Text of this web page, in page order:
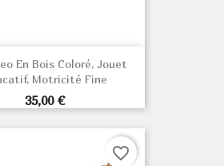
En Bois Coloré, Jouet
Motricité Fine
Prix
35,00 €
favorite_border